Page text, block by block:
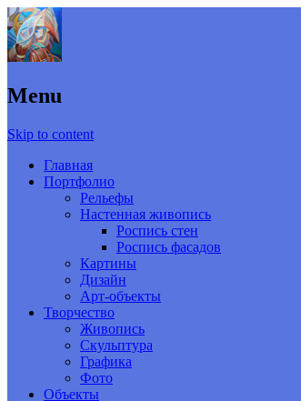
Menu
Skip to content
Главная
Портфолио
Рельефы
Настенная живопись
Роспись стен
Роспись фасадов
Картины
Дизайн
Арт-объекты
Творчество
Живопись
Скульптура
Графика
Фото
Объекты